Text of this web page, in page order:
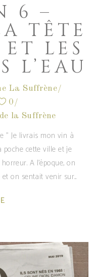
6 –
TÊTE
LES
L’EAU
La Suffrène
0
la Suffrène
" Je livrais mon vin à
poche cette ville et je
A l’époque, on
et on sentait venir sur